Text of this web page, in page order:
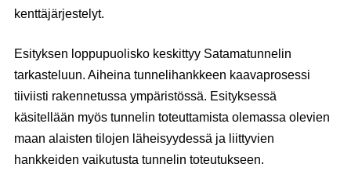
kenttäjärjestelyt.
Esityksen loppupuolisko keskittyy Satamatunnelin
tarkasteluun. Aiheina tunnelihankkeen kaavaprosessi
tiiviisti rakennetussa ympäristössä. Esityksessä
käsitellään myös tunnelin toteuttamista olemassa olevien
maan alaisten tilojen läheisyydessä ja liittyvien
hankkeiden vaikutusta tunnelin toteutukseen.